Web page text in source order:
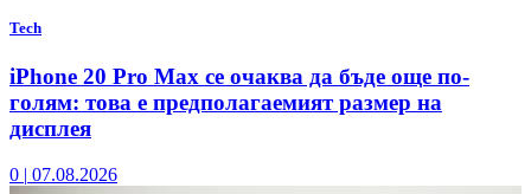
Tech
iPhone 20 Pro Max се очаква да бъде още по-
голям: това е предполагаемият размер на
дисплея
0 | 07.08.2026